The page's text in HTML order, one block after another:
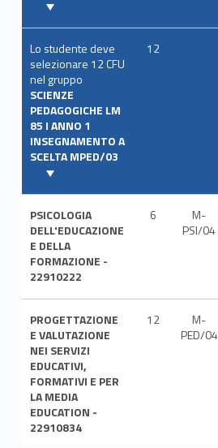
Lo studente deve
selezionare 12 CFU
nel gruppo
SCIENZE
PEDAGOGICHE LM
85 I ANNO 1
INSEGNAMENTO A
SCELTA MPED/03
12
PSICOLOGIA
DELL'EDUCAZIONE
E DELLA
FORMAZIONE -
22910222
6
M-
PSI/04
PROGETTAZIONE
E VALUTAZIONE
NEI SERVIZI
EDUCATIVI,
FORMATIVI E PER
LA MEDIA
EDUCATION -
22910834
12
M-
PED/04